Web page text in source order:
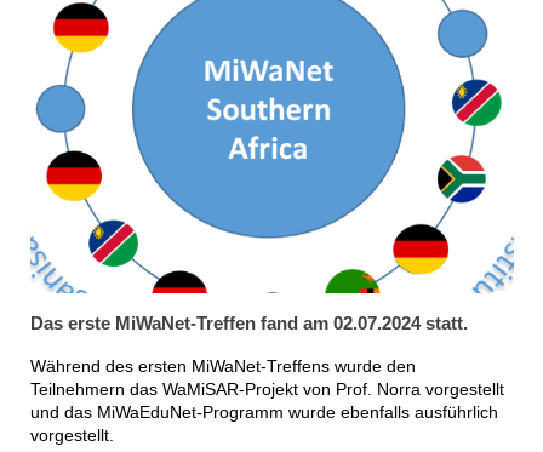
Das erste MiWaNet-Treffen fand am 02.07.2024 statt.
Während des ersten MiWaNet-Treffens wurde den
Teilnehmern das WaMiSAR-Projekt von Prof. Norra vorgestellt
und das MiWaEduNet-Programm wurde ebenfalls ausführlich
vorgestellt.